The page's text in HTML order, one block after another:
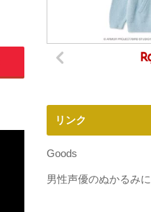
リンク
Goods
男性声優のぬかるみ